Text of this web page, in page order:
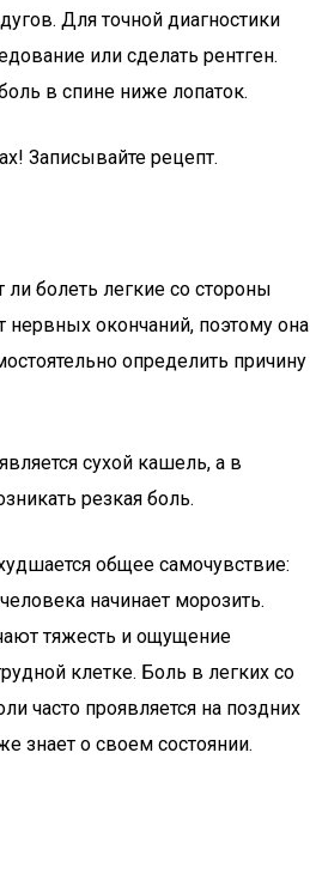
Для точной диагностики
или сделать рентген.
в спине ниже лопаток.
Записывайте рецепт.
ли болеть легкие со стороны
нервных окончаний, поэтому она
определить причину
сухой кашель, а в
резкая боль.
общее самочувствие:
начинает морозить.
тяжесть и ощущение
клетке. Боль в легких со
часто проявляется на поздних
знает о своем состоянии.